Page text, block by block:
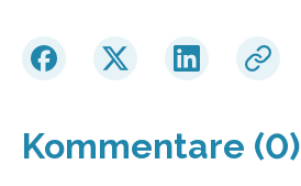
Kommentare (0)